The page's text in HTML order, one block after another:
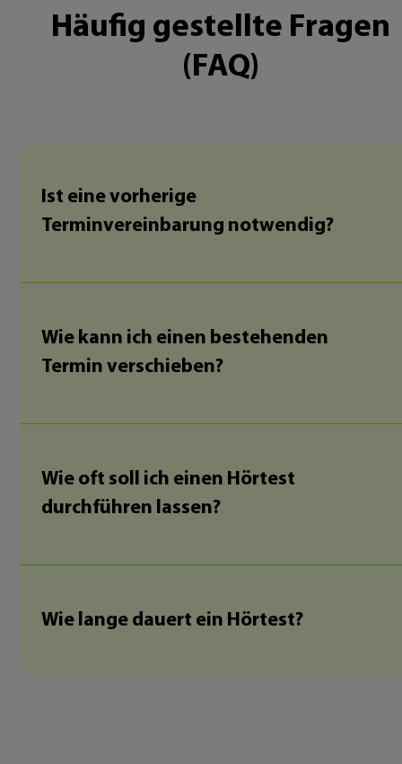
Häufig gestellte Fragen
(FAQ)
Ist eine vorherige
Terminvereinbarung notwendig?
Wie kann ich einen bestehenden
Termin verschieben?
Wie oft soll ich einen Hörtest
durchführen lassen?
Wie lange dauert ein Hörtest?